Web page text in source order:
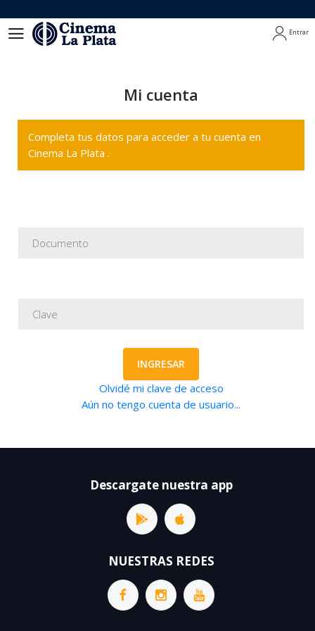
Entrar
Mi cuenta
Completa tus datos para acceder a tu cuenta en
Cinema La Plata .
INGRESAR
Olvidé mi clave de acceso
Aún no tengo cuenta de usuario...
Descargate nuestra app
NUESTRAS REDES